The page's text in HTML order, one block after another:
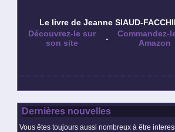
Le livre de Jeanne SIAUD-
Découvrez-le sur
son site
-
Commandez-
Amazon
Dernières nouvelles
Vous êtes toujours aussi nombreux à être